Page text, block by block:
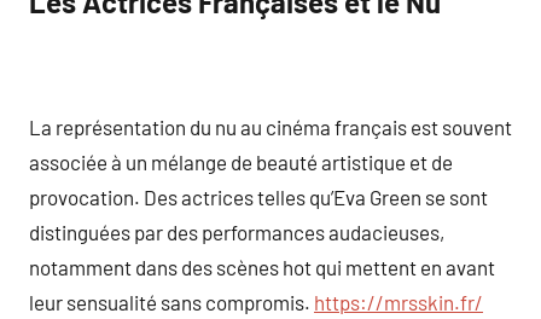
La représentation du nu au cinéma français est souvent
associée à un mélange de beauté artistique et de
provocation. Des actrices telles qu’Eva Green se sont
distinguées par des performances audacieuses,
notamment dans des scènes hot qui mettent en avant
leur sensualité sans compromis. https://mrsskin.fr/